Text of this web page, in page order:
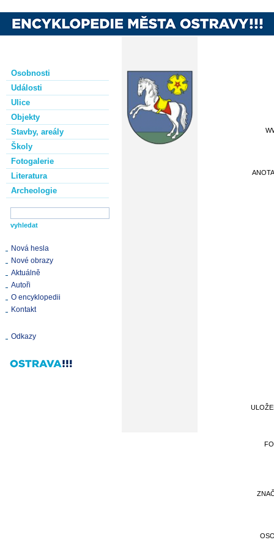
Osobnosti
Události
Ulice
Objekty
Stavby, areály
Školy
Fotogalerie
Literatura
Archeologie
Nová hesla
Nové obrazy
Aktuálně
Autoři
O encyklopedii
Kontakt
Odkazy